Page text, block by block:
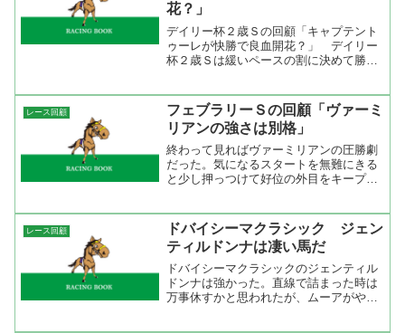
花？」
デイリー杯２歳Ｓの回顧「キャプテント
ゥーレが快勝で良血開花？」 デイリー
杯２歳Ｓは緩いペースの割に決めて勝負
ているのは勝ったキャプテントゥーレだ
け。２着にはスタートが悪...
レース回顧
フェブラリーＳの回顧「ヴァーミ
リアンの強さは別格」
終わって見ればヴァーミリアンの圧勝劇
だった。気になるスタートを無難にきる
と少し押っつけて好位の外目をキープ。
が積極的に勝ちに行く競馬をしての結果
だからね。武豊にとっては...
レース回顧
ドバイシーマクラシック ジェン
ティルドンナは凄い馬だ
ドバイシーマクラシックのジェンティル
ドンナは強かった。直線で詰まった時は
万事休すかと思われたが、ムーアがやや